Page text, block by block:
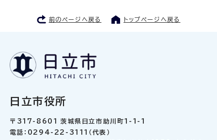
前のページへ戻る トップページへ戻る
日立市役所
〒317-8601 茨城県日立市助川町1-1-1
電話：0294-22-3111（代表）